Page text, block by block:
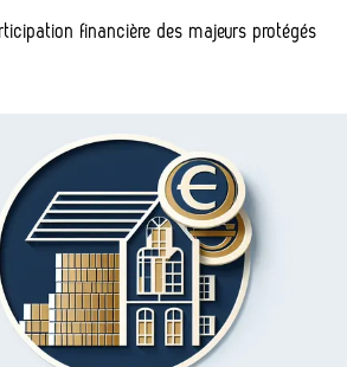
financière des majeurs protégés